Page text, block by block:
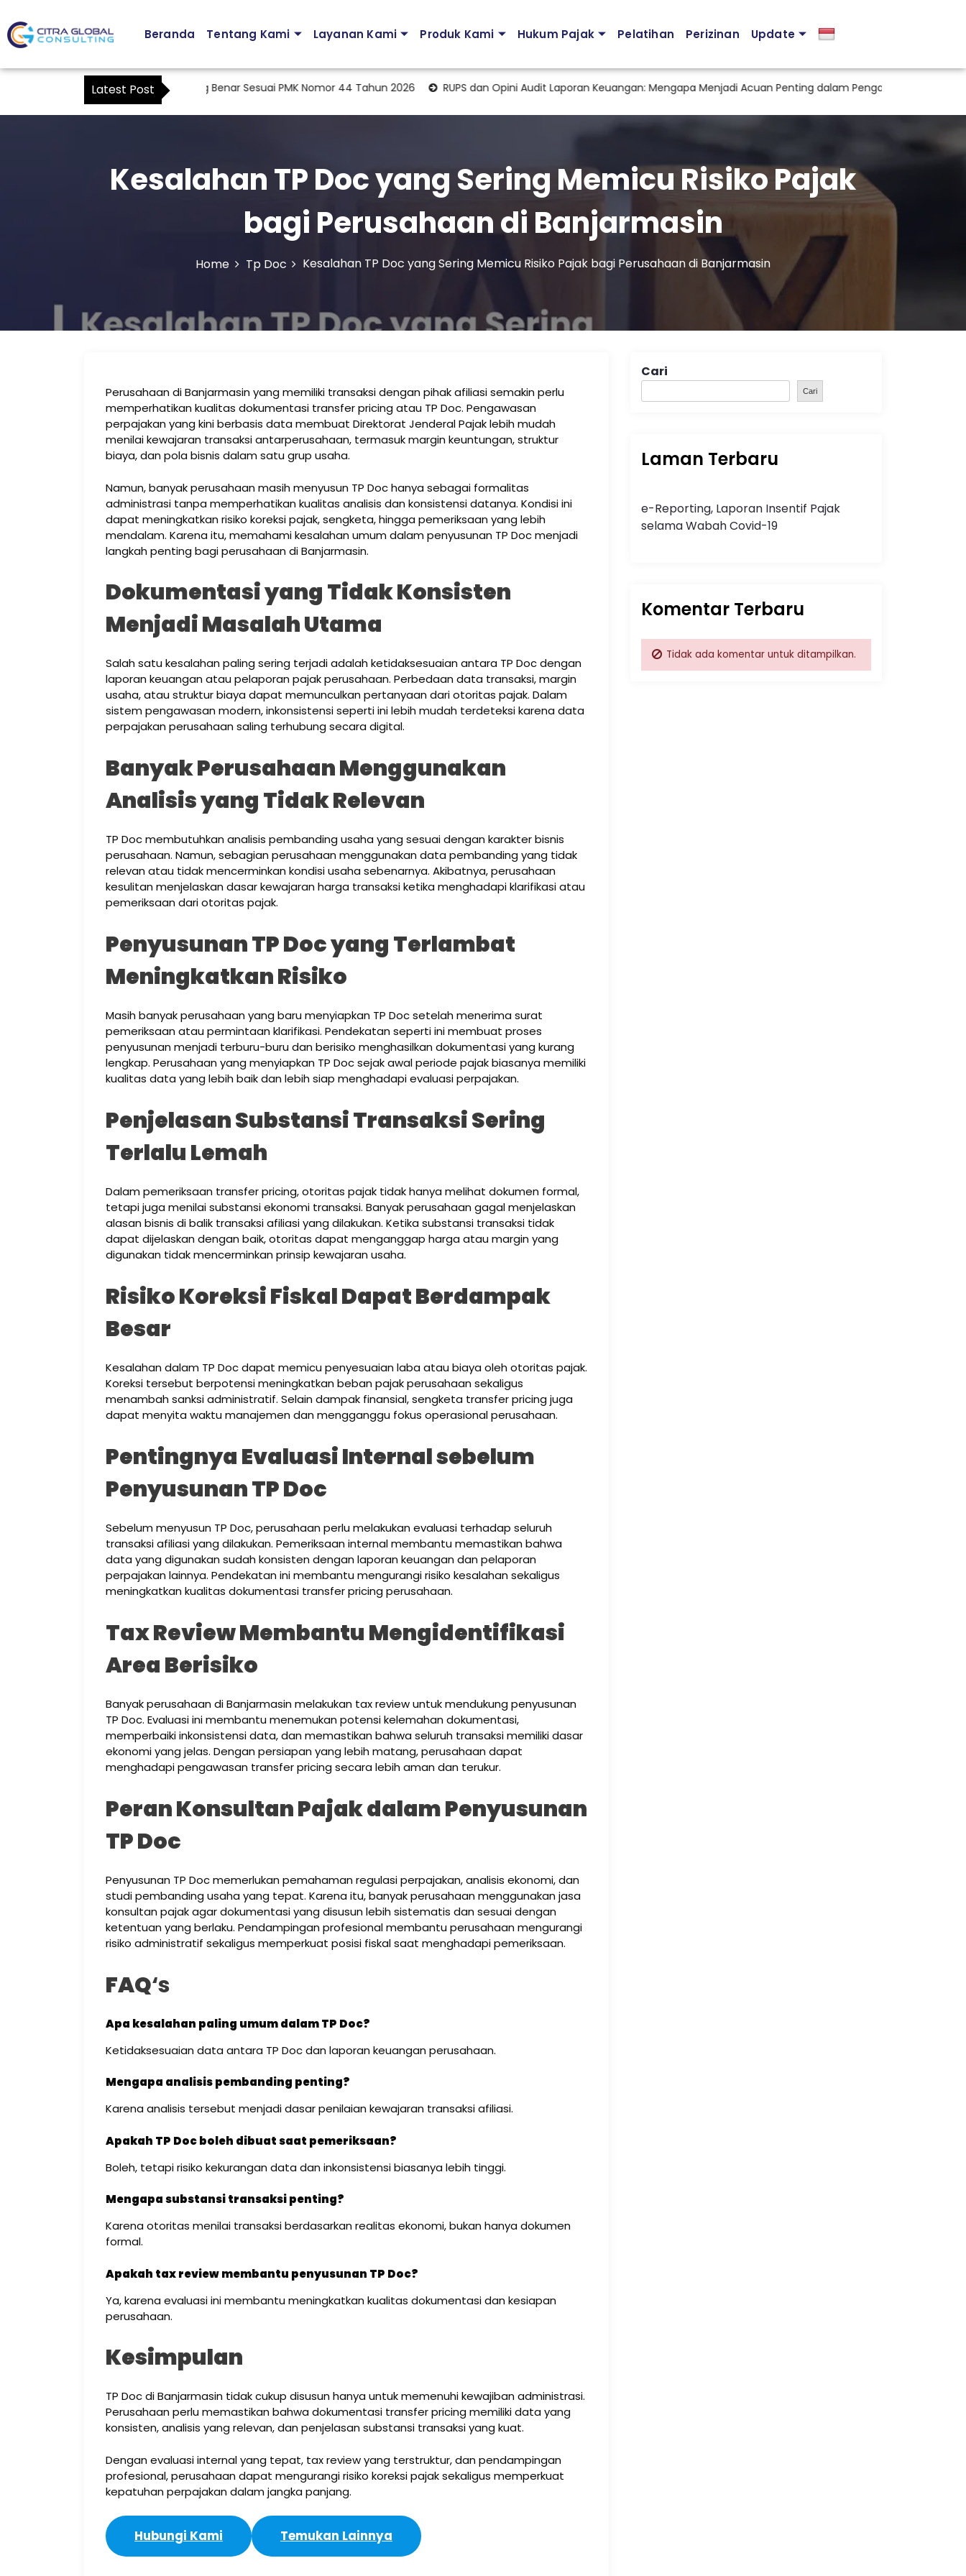
Beranda Tentang Kami Layanan Kami Produk Kami Hukum Pajak Pelatihan Perizinan Update
Latest Post
Surat Kuasa Khusus Pajak yang Benar Sesuai PMK Nomor 44 Tahun 2026 RUPS dan Opini Audit Laporan Keuangan: Mengapa Menjadi Acuan Penting dalam Pengambilan Keputusan
Kesalahan TP Doc yang Sering Memicu Risiko Pajak
bagi Perusahaan di Banjarmasin
Home Tp Doc Kesalahan TP Doc yang Sering Memicu Risiko Pajak bagi Perusahaan di Banjarmasin
Perusahaan di Banjarmasin yang memiliki transaksi dengan pihak afiliasi semakin perlu
memperhatikan kualitas dokumentasi transfer pricing atau TP Doc. Pengawasan
perpajakan yang kini berbasis data membuat Direktorat Jenderal Pajak lebih mudah
menilai kewajaran transaksi antarperusahaan, termasuk margin keuntungan, struktur
biaya, dan pola bisnis dalam satu grup usaha.
Namun, banyak perusahaan masih menyusun TP Doc hanya sebagai formalitas
administrasi tanpa memperhatikan kualitas analisis dan konsistensi datanya. Kondisi ini
dapat meningkatkan risiko koreksi pajak, sengketa, hingga pemeriksaan yang lebih
mendalam. Karena itu, memahami kesalahan umum dalam penyusunan TP Doc menjadi
langkah penting bagi perusahaan di Banjarmasin.
Dokumentasi yang Tidak Konsisten
Menjadi Masalah Utama
Salah satu kesalahan paling sering terjadi adalah ketidaksesuaian antara TP Doc dengan
laporan keuangan atau pelaporan pajak perusahaan. Perbedaan data transaksi, margin
usaha, atau struktur biaya dapat memunculkan pertanyaan dari otoritas pajak. Dalam
sistem pengawasan modern, inkonsistensi seperti ini lebih mudah terdeteksi karena data
perpajakan perusahaan saling terhubung secara digital.
Banyak Perusahaan Menggunakan
Analisis yang Tidak Relevan
TP Doc membutuhkan analisis pembanding usaha yang sesuai dengan karakter bisnis
perusahaan. Namun, sebagian perusahaan menggunakan data pembanding yang tidak
relevan atau tidak mencerminkan kondisi usaha sebenarnya. Akibatnya, perusahaan
kesulitan menjelaskan dasar kewajaran harga transaksi ketika menghadapi klarifikasi atau
pemeriksaan dari otoritas pajak.
Penyusunan TP Doc yang Terlambat
Meningkatkan Risiko
Masih banyak perusahaan yang baru menyiapkan TP Doc setelah menerima surat
pemeriksaan atau permintaan klarifikasi. Pendekatan seperti ini membuat proses
penyusunan menjadi terburu-buru dan berisiko menghasilkan dokumentasi yang kurang
lengkap. Perusahaan yang menyiapkan TP Doc sejak awal periode pajak biasanya memiliki
kualitas data yang lebih baik dan lebih siap menghadapi evaluasi perpajakan.
Penjelasan Substansi Transaksi Sering
Terlalu Lemah
Dalam pemeriksaan transfer pricing, otoritas pajak tidak hanya melihat dokumen formal,
tetapi juga menilai substansi ekonomi transaksi. Banyak perusahaan gagal menjelaskan
alasan bisnis di balik transaksi afiliasi yang dilakukan. Ketika substansi transaksi tidak
dapat dijelaskan dengan baik, otoritas dapat menganggap harga atau margin yang
digunakan tidak mencerminkan prinsip kewajaran usaha.
Risiko Koreksi Fiskal Dapat Berdampak
Besar
Kesalahan dalam TP Doc dapat memicu penyesuaian laba atau biaya oleh otoritas pajak.
Koreksi tersebut berpotensi meningkatkan beban pajak perusahaan sekaligus
menambah sanksi administratif. Selain dampak finansial, sengketa transfer pricing juga
dapat menyita waktu manajemen dan mengganggu fokus operasional perusahaan.
Pentingnya Evaluasi Internal sebelum
Penyusunan TP Doc
Sebelum menyusun TP Doc, perusahaan perlu melakukan evaluasi terhadap seluruh
transaksi afiliasi yang dilakukan. Pemeriksaan internal membantu memastikan bahwa
data yang digunakan sudah konsisten dengan laporan keuangan dan pelaporan
perpajakan lainnya. Pendekatan ini membantu mengurangi risiko kesalahan sekaligus
meningkatkan kualitas dokumentasi transfer pricing perusahaan.
Tax Review Membantu Mengidentifikasi
Area Berisiko
Banyak perusahaan di Banjarmasin melakukan tax review untuk mendukung penyusunan
TP Doc. Evaluasi ini membantu menemukan potensi kelemahan dokumentasi,
memperbaiki inkonsistensi data, dan memastikan bahwa seluruh transaksi memiliki dasar
ekonomi yang jelas. Dengan persiapan yang lebih matang, perusahaan dapat
menghadapi pengawasan transfer pricing secara lebih aman dan terukur.
Peran Konsultan Pajak dalam Penyusunan
TP Doc
Penyusunan TP Doc memerlukan pemahaman regulasi perpajakan, analisis ekonomi, dan
studi pembanding usaha yang tepat. Karena itu, banyak perusahaan menggunakan jasa
konsultan pajak agar dokumentasi yang disusun lebih sistematis dan sesuai dengan
ketentuan yang berlaku. Pendampingan profesional membantu perusahaan mengurangi
risiko administratif sekaligus memperkuat posisi fiskal saat menghadapi pemeriksaan.
FAQ‘s
Apa kesalahan paling umum dalam TP Doc?
Ketidaksesuaian data antara TP Doc dan laporan keuangan perusahaan.
Mengapa analisis pembanding penting?
Karena analisis tersebut menjadi dasar penilaian kewajaran transaksi afiliasi.
Apakah TP Doc boleh dibuat saat pemeriksaan?
Boleh, tetapi risiko kekurangan data dan inkonsistensi biasanya lebih tinggi.
Mengapa substansi transaksi penting?
Karena otoritas menilai transaksi berdasarkan realitas ekonomi, bukan hanya dokumen
formal.
Apakah tax review membantu penyusunan TP Doc?
Ya, karena evaluasi ini membantu meningkatkan kualitas dokumentasi dan kesiapan
perusahaan.
Kesimpulan
TP Doc di Banjarmasin tidak cukup disusun hanya untuk memenuhi kewajiban administrasi.
Perusahaan perlu memastikan bahwa dokumentasi transfer pricing memiliki data yang
konsisten, analisis yang relevan, dan penjelasan substansi transaksi yang kuat.
Dengan evaluasi internal yang tepat, tax review yang terstruktur, dan pendampingan
profesional, perusahaan dapat mengurangi risiko koreksi pajak sekaligus memperkuat
kepatuhan perpajakan dalam jangka panjang.
Hubungi Kami Temukan Lainnya
Cari
Cari
Laman Terbaru
e-Reporting, Laporan Insentif Pajak
selama Wabah Covid-19
Komentar Terbaru
Tidak ada komentar untuk ditampilkan.